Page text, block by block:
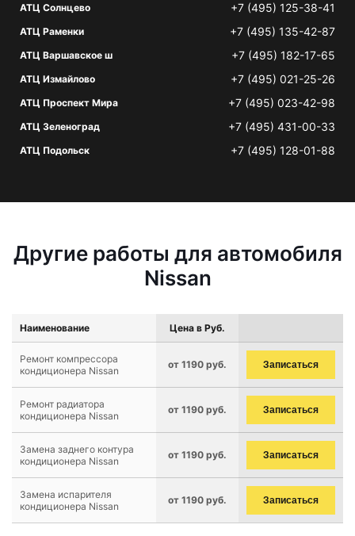
АТЦ Солнцево +7 (495) 125-38-41
АТЦ Раменки +7 (495) 135-42-87
АТЦ Варшавское ш +7 (495) 182-17-65
АТЦ Измайлово +7 (495) 021-25-26
АТЦ Проспект Мира +7 (495) 023-42-98
АТЦ Зеленоград +7 (495) 431-00-33
АТЦ Подольск +7 (495) 128-01-88
Другие работы для автомобиля
Nissan
Наименование Цена в Руб.
Ремонт компрессора
кондиционера Nissan
от 1190 руб. Записаться
Ремонт радиатора
кондиционера Nissan
от 1190 руб. Записаться
Замена заднего контура
кондиционера Nissan
от 1190 руб. Записаться
Замена испарителя
кондиционера Nissan
от 1190 руб. Записаться